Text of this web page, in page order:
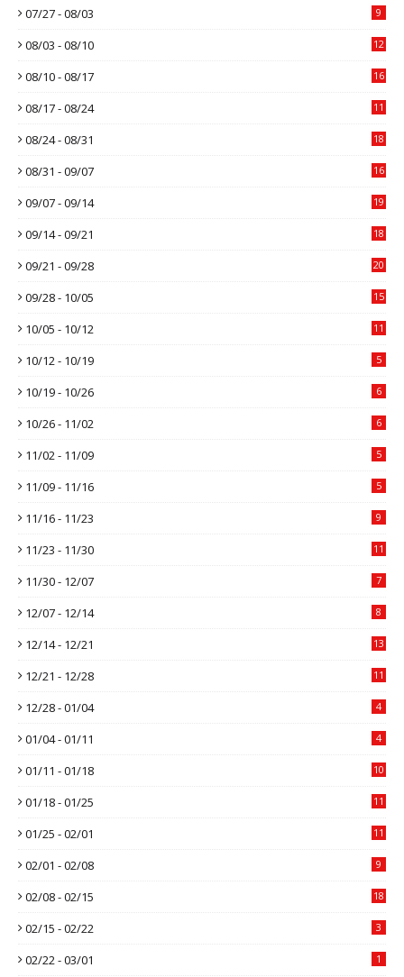
07/27 - 08/03 9
08/03 - 08/10 12
08/10 - 08/17 16
08/17 - 08/24 11
08/24 - 08/31 18
08/31 - 09/07 16
09/07 - 09/14 19
09/14 - 09/21 18
09/21 - 09/28 20
09/28 - 10/05 15
10/05 - 10/12 11
10/12 - 10/19 5
10/19 - 10/26 6
10/26 - 11/02 6
11/02 - 11/09 5
11/09 - 11/16 5
11/16 - 11/23 9
11/23 - 11/30 11
11/30 - 12/07 7
12/07 - 12/14 8
12/14 - 12/21 13
12/21 - 12/28 11
12/28 - 01/04 4
01/04 - 01/11 4
01/11 - 01/18 10
01/18 - 01/25 11
01/25 - 02/01 11
02/01 - 02/08 9
02/08 - 02/15 18
02/15 - 02/22 3
02/22 - 03/01 1